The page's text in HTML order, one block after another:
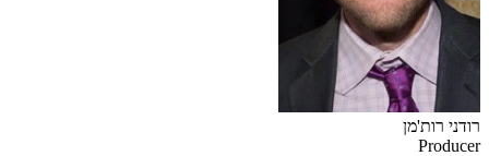
רודני רות'מן
Producer